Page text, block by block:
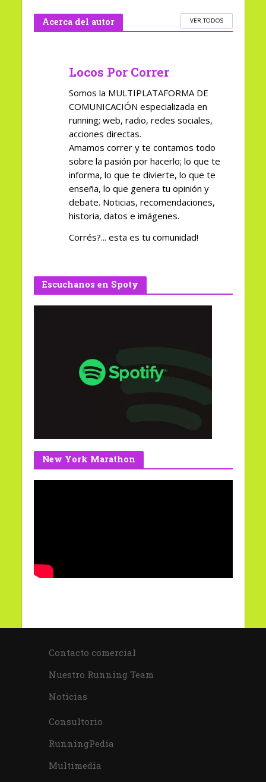
Acerca del autor VER TODOS
Locos Por Correr
Somos la MULTIPLATAFORMA DE
COMUNICACIÓN especializada en
running; web, radio, redes sociales,
acciones directas.
Amamos correr y te contamos todo
sobre la pasión por hacerlo; lo que te
informa, lo que te divierte, lo que te
enseña, lo que genera tu opinión y
debate. Noticias, recomendaciones,
historia, datos e imágenes.
Corrés?... esta es tu comunidad!
Escuchanos en Spoty
New York Marathon
Contacto comercial
Nuestro Running Team
Noticias
Consultorio
RunningPedia
Multimedia